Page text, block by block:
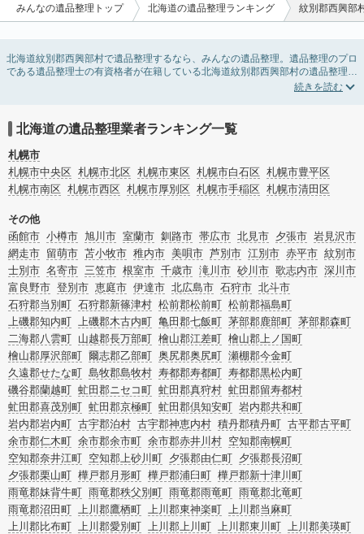
みんなの遺品整理トップ 北海道の遺品整理ランキング 紋別郡西興部
北海道紋別郡西興部村で遺品整理するなら、みんなの遺品整理。遺品整理のプロ
である遺品整理士の有資格者が在籍している北海道紋別郡西興部村の遺品整理業
者が掲載されています。遺品処分を即日対応してくれる実家の片付け業者や遺品
ョンサービスで絞り込み条件を利用し検索してみましょう。
ゴミの処分方法や親の家の遺品整理をはじめる時期などお役立ち情報も豊富なの
で、チェックしてみてください。
北海道の遺品整理業者ランキング一覧
札幌市
札幌市中央区 札幌市北区 札幌市東区 札幌市白石区 札幌市豊平区
札幌市南区 札幌市西区 札幌市厚別区 札幌市手稲区 札幌市清田区
その他
函館市 小樽市 旭川市 室蘭市 釧路市 帯広市 北見市 夕張市 岩見沢市
網走市 留萌市 苫小牧市 稚内市 美唄市 芦別市 江別市 赤平市 紋別市
士別市 名寄市 三笠市 根室市 千歳市 滝川市 砂川市 歌志内市 深川市
富良野市 登別市 恵庭市 伊達市 北広島市 石狩市 北斗市
石狩郡当別町 石狩郡新篠津村 松前郡松前町 松前郡福島町
上磯郡知内町 上磯郡木古内町 亀田郡七飯町 茅部郡鹿部町 茅部郡森町
二海郡八雲町 山越郡長万部町 檜山郡江差町 檜山郡上ノ国町
檜山郡厚沢部町 爾志郡乙部町 奥尻郡奥尻町 瀬棚郡今金町
久遠郡せたな町 島牧郡島牧村 寿都郡寿都町 寿都郡黒松内町
磯谷郡蘭越町 虻田郡ニセコ町 虻田郡真狩村 虻田郡留寿都村
虻田郡喜茂別町 虻田郡京極町 虻田郡倶知安町 岩内郡共和町
岩内郡岩内町 古宇郡泊村 古宇郡神恵内村 積丹郡積丹町 古平郡古平町
余市郡仁木町 余市郡余市町 余市郡赤井川村 空知郡南幌町
空知郡奈井江町 空知郡上砂川町 夕張郡由仁町 夕張郡長沼町
夕張郡栗山町 樺戸郡月形町 樺戸郡浦臼町 樺戸郡新十津川町
雨竜郡妹背牛町 雨竜郡秩父別町 雨竜郡雨竜町 雨竜郡北竜町
雨竜郡沼田町 上川郡鷹栖町 上川郡東神楽町 上川郡当麻町
上川郡比布町 上川郡愛別町 上川郡上川町 上川郡東川町 上川郡美瑛町